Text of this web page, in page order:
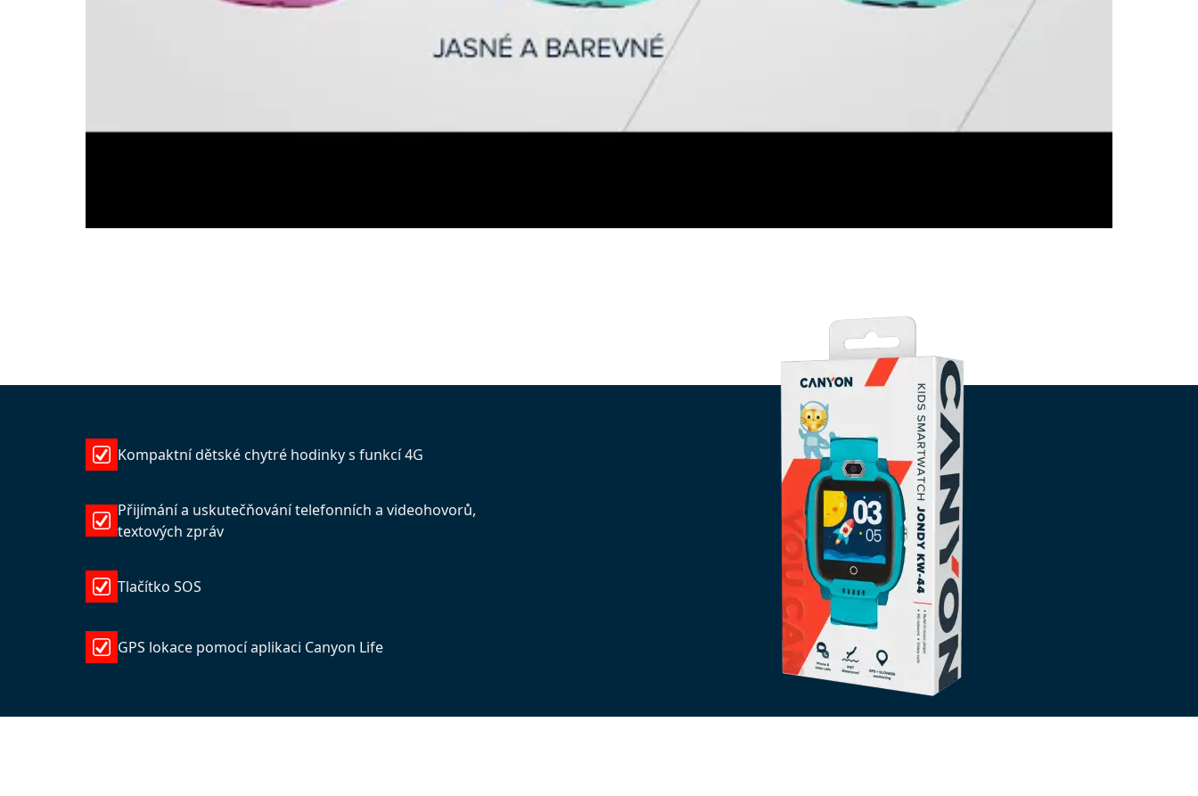
Kompaktní dětské chytré hodinky s funkcí 4G
Přijímání a uskutečňování telefonních a videohovorů,
textových zpráv
Tlačítko SOS
GPS lokace pomocí aplikaci Canyon Life